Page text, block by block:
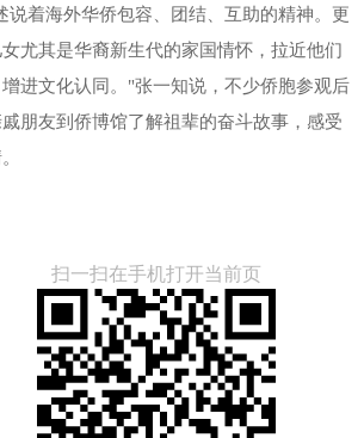
说着海外华侨包容、团结、互助的精神。更
尤其是华裔新生代的家国情怀，拉近他们
进文化认同。"张一知说，不少侨胞参观后
朋友到侨博馆了解祖辈的奋斗故事，感受
扫一扫在手机打开当前页